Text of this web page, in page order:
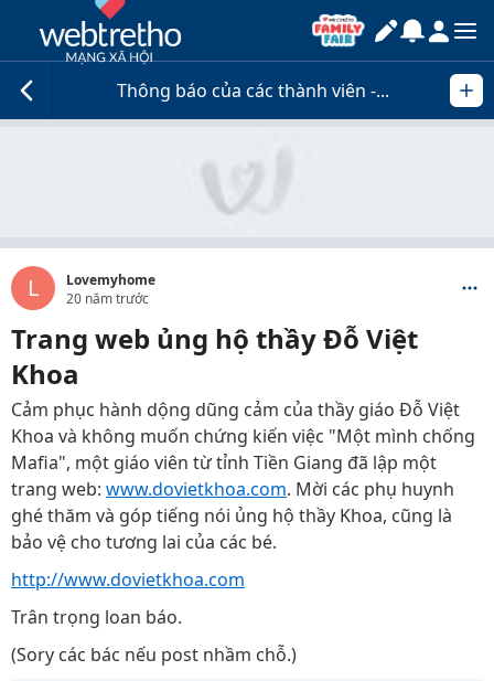
Thông báo của các thành viên -...
L
Lovemyhome
20 năm trước
Trang web ủng hộ thầy Đỗ Việt
Khoa
Cảm phục hành dộng dũng cảm của thầy giáo Đỗ Việt
Khoa và không muốn chứng kiến việc "Một mình chống
Mafia", một giáo viên từ tỉnh Tiền Giang đã lập một
trang web: www.dovietkhoa.com. Mời các phụ huynh
ghé thăm và góp tiếng nói ủng hộ thầy Khoa, cũng là
bảo vệ cho tương lai của các bé.
http://www.dovietkhoa.com
Trân trọng loan báo.
(Sory các bác nếu post nhầm chỗ.)